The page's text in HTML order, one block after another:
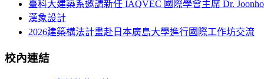
臺科大建築系邀請新任 IAQVEC 國際學會主席 Dr.
漢象設計
2026建築構法計畫赴日本廣島大學進行國際工作坊交流
校內連結